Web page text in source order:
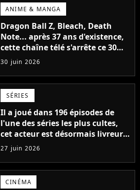
ANIME & MANGA
Dragon Ball Z, Bleach, Death
Note... après 37 ans d'existence,
cette chaîne télé s'arrête ce 30
juin 2026 après avoir popularisé
les anime en France
30 juin 2026
SÉRIES
Il a joué dans 196 épisodes de
l'une des séries les plus cultes,
cet acteur est désormais livreur
chez Amazon : "Il faut faire ce
qu’il faut pour survivre"
27 juin 2026
CINÉMA